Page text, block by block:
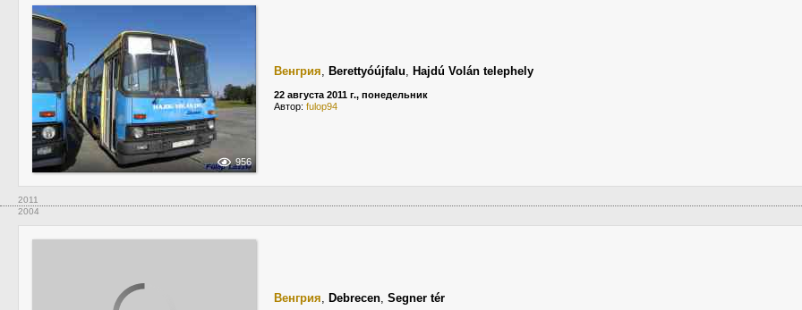
956
Венгрия, Berettyóújfalu, Hajdú Volán telephely
22 августа 2011 г., понедельник
Автор: fulop94
2011
2004
Венгрия, Debrecen, Segner tér